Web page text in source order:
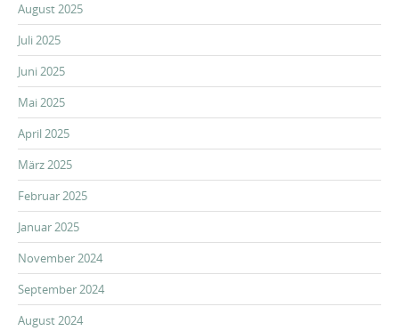
August 2025
Juli 2025
Juni 2025
Mai 2025
April 2025
März 2025
Februar 2025
Januar 2025
November 2024
September 2024
August 2024